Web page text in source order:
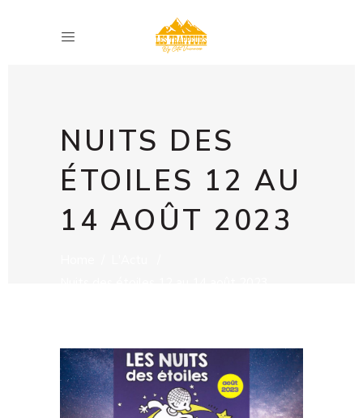
NUITS DES
ÉTOILES 12 AU
14 AOÛT 2023